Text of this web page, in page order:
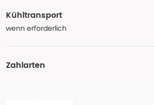
Kühltransport
wenn erforderlich
Zahlarten